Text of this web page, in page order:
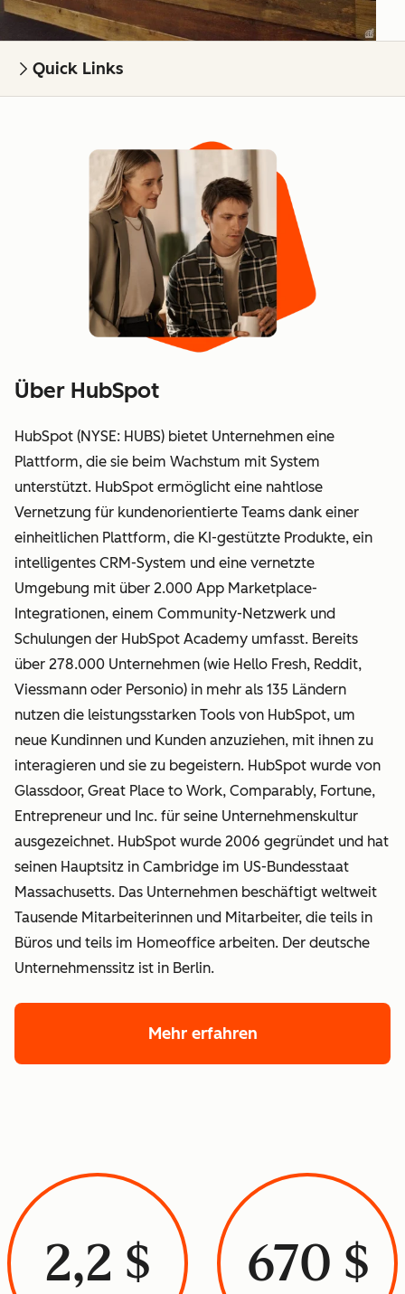
Quick Links
Über HubSpot
HubSpot (NYSE: HUBS) bietet Unternehmen eine
Plattform, die sie beim Wachstum mit System
unterstützt. HubSpot ermöglicht eine nahtlose
Vernetzung für kundenorientierte Teams dank einer
einheitlichen Plattform, die KI-gestützte Produkte, ein
intelligentes CRM-System und eine vernetzte
Umgebung mit über 2.000 App Marketplace-
Integrationen, einem Community-Netzwerk und
Schulungen der HubSpot Academy umfasst. Bereits
über 278.000 Unternehmen (wie Hello Fresh, Reddit,
Viessmann oder Personio) in mehr als 135 Ländern
nutzen die leistungsstarken Tools von HubSpot, um
neue Kundinnen und Kunden anzuziehen, mit ihnen zu
interagieren und sie zu begeistern. HubSpot wurde von
Glassdoor, Great Place to Work, Comparably, Fortune,
Entrepreneur und Inc. für seine Unternehmenskultur
ausgezeichnet. HubSpot wurde 2006 gegründet und hat
seinen Hauptsitz in Cambridge im US-Bundesstaat
Massachusetts. Das Unternehmen beschäftigt weltweit
Tausende Mitarbeiterinnen und Mitarbeiter, die teils in
Büros und teils im Homeoffice arbeiten. Der deutsche
Unternehmenssitz ist in Berlin.
Mehr erfahren
2,2 $ 670 $